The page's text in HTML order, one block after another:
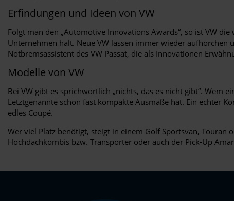
Erfindungen und Ideen von VW
Folgt man den „Automotive Innovations Awards“, so ist VW
Unternehmen hält. Neue VW lassen immer wieder
Notbremsassistent des VW Passat, die als Innovationen
Modelle von VW
Bei VW gibt es sprichwörtlich „nichts, das es nicht gibt“. Wem
Letztgenannte schon fast kompakte Ausmaße hat. Ein echter
edles Coupé.
Wer viel Platz benötigt, steigt in einem Golf Sportsvan, Touran
Hochdachkombis bzw. Transporter oder auch der Pick-Up